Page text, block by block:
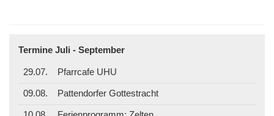
Termine Juli - September
29.07. Pfarrcafe UHU
09.08. Pattendorfer Gottestracht